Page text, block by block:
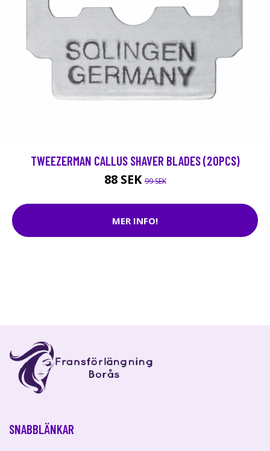
TWEEZERMAN CALLUS SHAVER BLADES (20PCS)
88 SEK99 SEK
MER INFO!
SNABBLÄNKAR